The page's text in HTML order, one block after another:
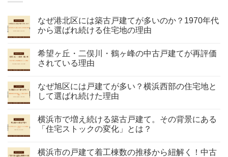
なぜ港北区には築古戸建てが多いのか？1970年代
から選ばれ続ける住宅地の理由
希望ヶ丘・二俣川・鶴ヶ峰の中古戸建てが再評価
されている理由
なぜ旭区には戸建てが多い？横浜西部の住宅地と
して選ばれ続けた理由
横浜市で増え続ける築古戸建て。その背景にある
「住宅ストックの変化」とは？
横浜市の戸建て着工棟数の推移から紐解く！中古